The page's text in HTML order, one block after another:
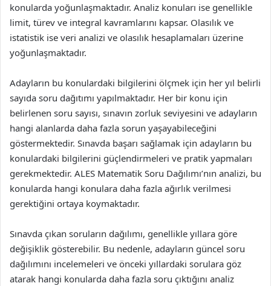
konularda yoğunlaşmaktadır. Analiz konuları ise genellikle
limit, türev ve integral kavramlarını kapsar. Olasılık ve
istatistik ise veri analizi ve olasılık hesaplamaları üzerine
yoğunlaşmaktadır.
Adayların bu konulardaki bilgilerini ölçmek için her yıl belirli
sayıda soru dağıtımı yapılmaktadır. Her bir konu için
belirlenen soru sayısı, sınavın zorluk seviyesini ve adayların
hangi alanlarda daha fazla sorun yaşayabileceğini
göstermektedir. Sınavda başarı sağlamak için adayların bu
konulardaki bilgilerini güçlendirmeleri ve pratik yapmaları
gerekmektedir. ALES Matematik Soru Dağılımı’nın analizi, bu
konularda hangi konulara daha fazla ağırlık verilmesi
gerektiğini ortaya koymaktadır.
Sınavda çıkan soruların dağılımı, genellikle yıllara göre
değişiklik gösterebilir. Bu nedenle, adayların güncel soru
dağılımını incelemeleri ve önceki yıllardaki sorulara göz
atarak hangi konularda daha fazla soru çıktığını analiz